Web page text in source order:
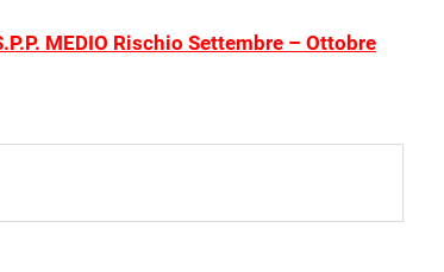
MEDIO Rischio Settembre – Ottobre